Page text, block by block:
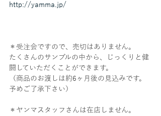
http://yamma.jp/
＊受注会ですので、売切はありません。
たくさんのサンプルの中から、じっくりと健
闘していただくことができます。
（商品のお渡しは約6ヶ月後の見込みです。
予めご了承下さい）
＊ヤンマスタッフさんは在店しません。